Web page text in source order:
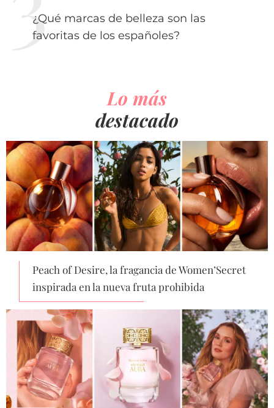
¿Qué marcas de belleza son las
favoritas de los españoles?
Lo más
destacado
Peach of Desire, la fragancia de Women’Secret
inspirada en la nueva fruta prohibida